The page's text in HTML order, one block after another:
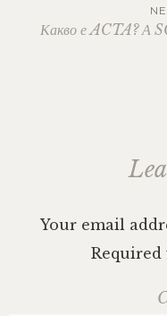
Какво е ACTA? А
Your email
Required